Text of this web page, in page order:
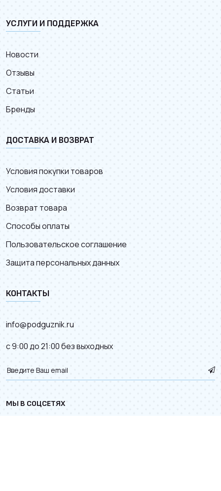
УСЛУГИ И ПОДДЕРЖКА
Новости
Отзывы
Статьи
Бренды
ДОСТАВКА И ВОЗВРАТ
Условия покупки товаров
Условия доставки
Возврат товара
Способы оплаты
Пользовательское соглашение
Защита персональных данных
КОНТАКТЫ
info@podguznik.ru
с 9:00 до 21:00 без выходных
МЫ В СОЦСЕТЯХ